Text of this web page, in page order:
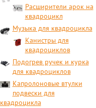
Расширители арок на
квадроцикл
Музыка для квадроцикла
Канистры для
квадроциклов
Подогрев ручек и курка
для квадроциклов
Капролоновые втулки
подвески для
квадроцикла